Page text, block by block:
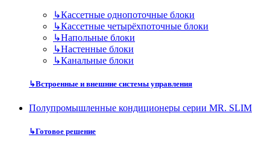
↳Кассетные однопоточные блоки
↳Кассетные четырёхпоточные блоки
↳Напольные блоки
↳Настенные блоки
↳Канальные блоки
↳Встроенные и внешние системы управления
Полупромышленные кондиционеры серии MR. SLIM
↳Готовое решение